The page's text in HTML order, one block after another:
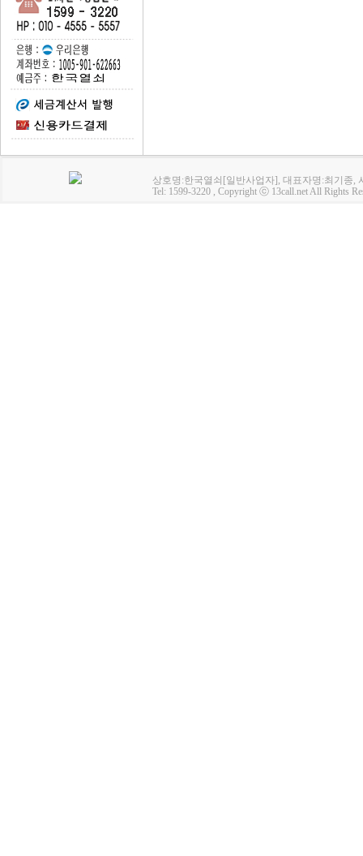
상호명:한국열쇠[일반사업자], 대표자명:최기종,
Tel: 1599-3220 , Copyright ⓒ 13call.net All Rights